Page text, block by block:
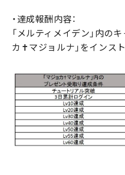
・達成報酬内容：
「メルティメイデン」内の
カ✝マジョルナ」をインス